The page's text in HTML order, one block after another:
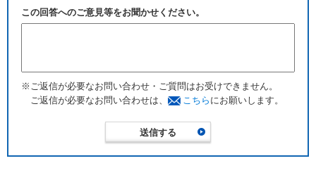
この回答へのご意見等をお聞かせください。
※ご返信が必要なお問い合わせ・ご質問はお受けできません。
ご返信が必要なお問い合わせは、
こちら にお願いします。